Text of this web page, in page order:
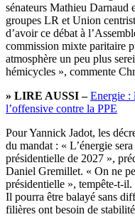
sénateurs Mathieu Darnaud
groupes LR et Union
d’avoir ce débat à
commission mixte paritaire
atmosphère un peu plus
hémicycles », commente
» LIRE AUSSI –Energie :
l’offensive contre la PPE
Pour Yannick Jadot, les
du mandat : « L’énergie
présidentielle de 2027 »,
Daniel Gremillet. « On ne
présidentielle », tempête-t-
Il pourra être balayé sans
filières ont besoin de